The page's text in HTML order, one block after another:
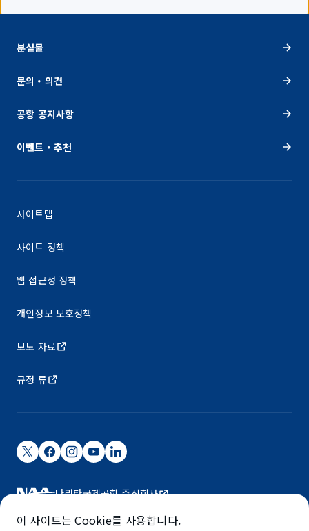
분실물
문의・의견
공항 공지사항
이벤트・추천
사이트맵
사이트 정책
웹 접근성 정책
개인정보 보호정책
보도 자료
규정 류
나리타국제공항 주식회사
나리타 국제공항은 NAA가 운영하고 있습니다.
©NARITA INTERNATIONAL AIRPORT CORPORATION
이 사이트는 Cookie를 사용합니다.